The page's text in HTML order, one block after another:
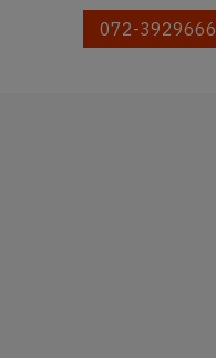
072-3929666